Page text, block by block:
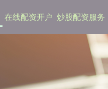
在线配资开户 炒股配资服务